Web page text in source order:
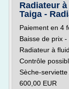
Radiateur
Taiga -
Paiement en 4
Baisse de prix
Radiateur à
Contrôle
Sèche-serviette
600,00 EUR